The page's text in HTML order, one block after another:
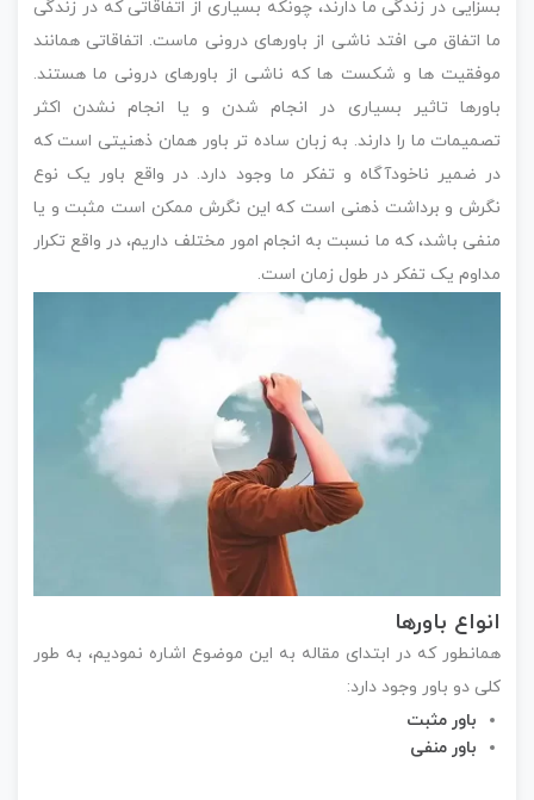
بسزایی در زندگی ما دارند، چونکه بسیاری از اتفاقاتی که در زندگی
ما اتفاق می افتد ناشی از باورهای درونی ماست. اتفاقاتی همانند
موفقیت ها و شکست ها که ناشی از باورهای درونی ما هستند.
باورها تاثیر بسیاری در انجام شدن و یا انجام نشدن اکثر
تصمیمات ما را دارند. به زبان ساده تر باور همان ذهنیتی است که
در ضمیر ناخودآگاه و تفکر ما وجود دارد. در واقع باور یک نوع
نگرش و برداشت ذهنی است که این نگرش ممکن است مثبت و یا
منفی باشد، که ما نسبت به انجام امور مختلف داریم، در واقع تکرار
مداوم یک تفکر در طول زمان است.
انواع باورها
همانطور که در ابتدای مقاله به این موضوع اشاره نمودیم، به طور
کلی دو باور وجود دارد:
باور مثبت
باور منفی